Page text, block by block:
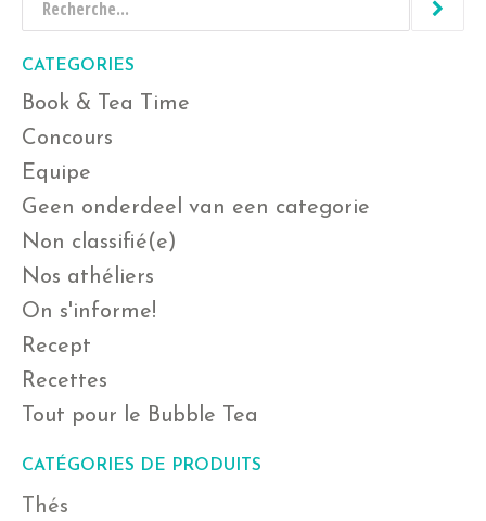
CATEGORIES
Book & Tea Time
Concours
Equipe
Geen onderdeel van een categorie
Non classifié(e)
Nos athéliers
On s'informe!
Recept
Recettes
Tout pour le Bubble Tea
CATÉGORIES DE PRODUITS
Thés